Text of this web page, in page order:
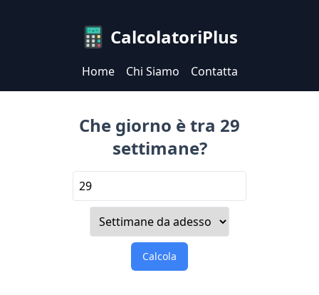
CalcolatoriPlus
Home Chi Siamo Contatta
Che giorno è tra 29
settimane?
Calcola